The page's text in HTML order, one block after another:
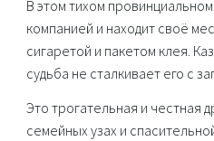
В этом тихом
компанией и находит своё
сигаретой и пакетом клея.
судьба не сталкивает его с
Это трогательная и честная
семейных узах и